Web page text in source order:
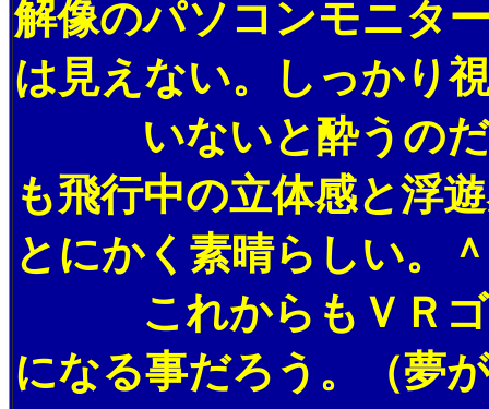
解像のパソコンモニタ
は見えない。しっかり
いないと酔うのだ
も飛行中の立体感と浮
とにかく素晴らしい。
これからもＶＲゴー
になる事だろう。（夢